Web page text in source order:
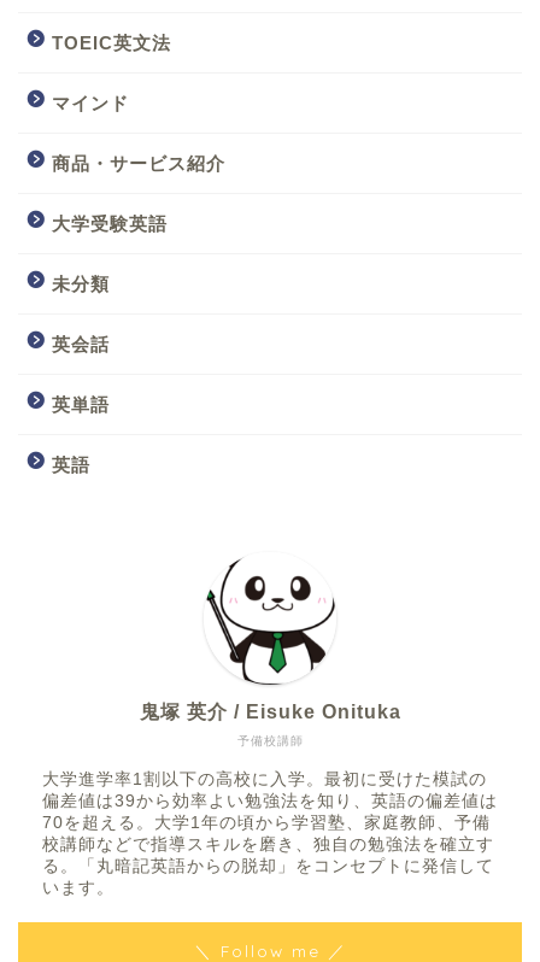
TOEIC英文法
マインド
商品・サービス紹介
大学受験英語
未分類
英会話
英単語
英語
予備校講師
鬼塚 英介 / Eisuke Onituka
大学進学率1割以下の高校に入学。最初に受けた模試の
偏差値は39から効率よい勉強法を知り、英語の偏差値は
70を超える。大学1年の頃から学習塾、家庭教師、予備
校講師などで指導スキルを磨き、独自の勉強法を確立す
る。「丸暗記英語からの脱却」をコンセプトに発信して
います。
＼ Follow me ／